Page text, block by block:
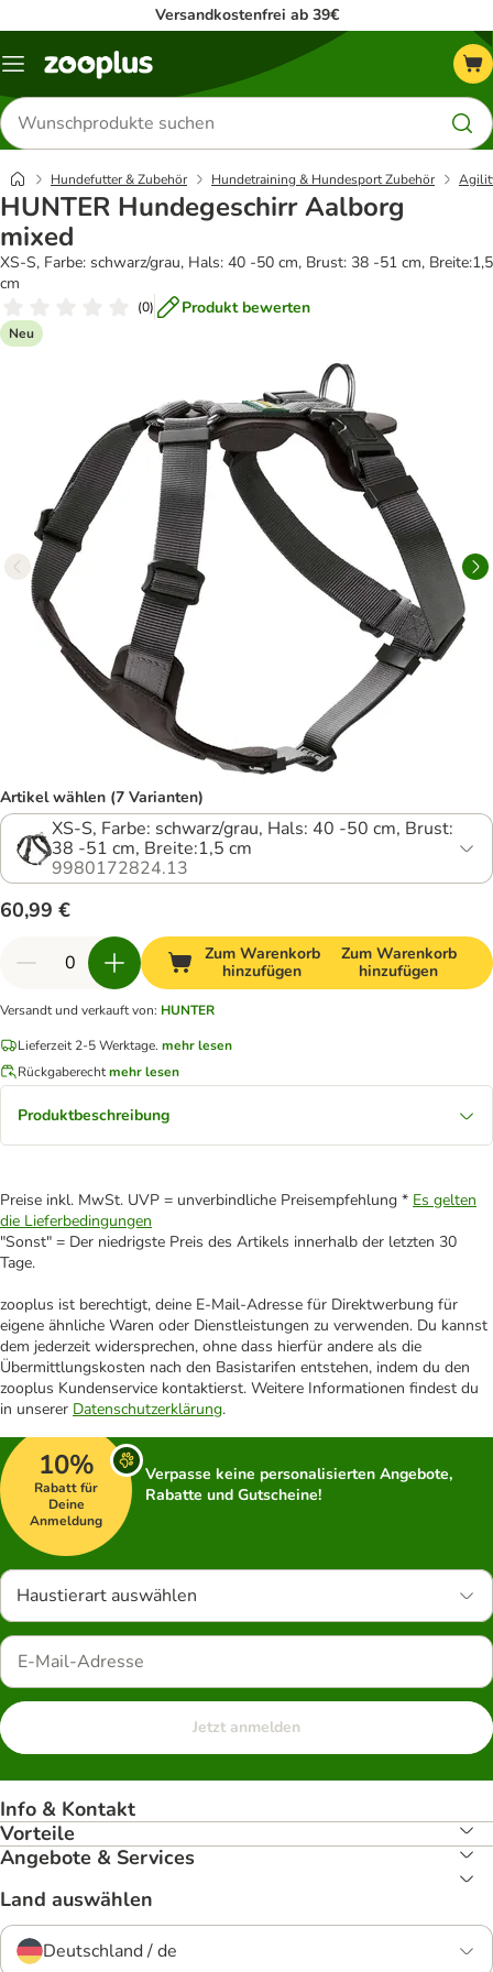
Versandkostenfrei ab 39€
Menü
Produkte
suchen
Hundefutter & Zubehör Hundetraining & Hundesport Zubehör
HUNTER Hundegeschirr Aalborg
mixed
XS-S, Farbe: schwarz/grau, Hals: 40 -50 cm, Brust: 38 -51 cm, Breite:1,5
cm
(0) Produkt bewerten
Neu
Artikel wählen (7 Varianten)
XS-S, Farbe: schwarz/grau, Hals: 40 -50 cm, Brust:
38 -51 cm, Breite:1,5 cm
9980172824.13
60,99 €
Zum Warenkorb
hinzufügen
Zum Warenkorb
hinzufügen
Versandt und verkauft von: HUNTER
Lieferzeit 2-5 Werktage. mehr lesen
Rückgaberechtmehr lesen
Produktbeschreibung
Preise inkl. MwSt. UVP = unverbindliche Preisempfehlung * Es gelten
die Lieferbedingungen
"Sonst" = Der niedrigste Preis des Artikels innerhalb der letzten 30
Tage.
zooplus ist berechtigt, deine E-Mail-Adresse für Direktwerbung für
eigene ähnliche Waren oder Dienstleistungen zu verwenden. Du kannst
dem jederzeit widersprechen, ohne dass hierfür andere als die
Übermittlungskosten nach den Basistarifen entstehen, indem du den
zooplus Kundenservice kontaktierst. Weitere Informationen findest du
in unserer Datenschutzerklärung.
10%
Rabatt für
Deine
Anmeldung
Verpasse keine personalisierten Angebote,
Rabatte und Gutscheine!
Haustierart auswählen
Jetzt anmelden
Info & Kontakt
Vorteile
Angebote & Services
Land auswählen
Deutschland / de